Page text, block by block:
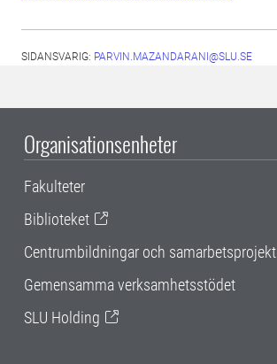
SIDANSVARIG: PARVIN.MAZANDARANI@SLU.SE
Organisationsenheter
Fakulteter
Biblioteket
Centrumbildningar och samarbetsprojekt
Gemensamma verksamhetsstödet
SLU Holding